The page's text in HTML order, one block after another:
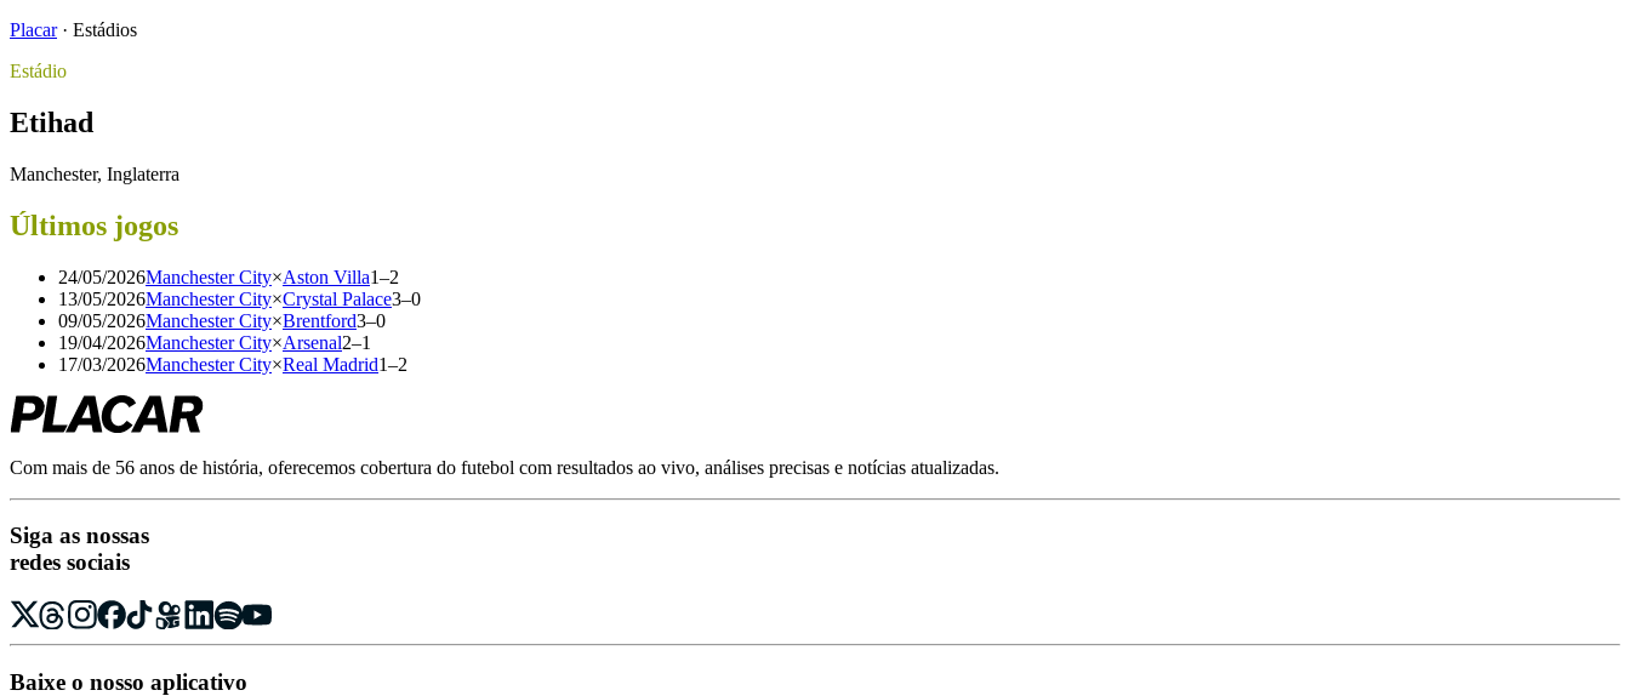
Placar · Estádios
Estádio
Etihad
Manchester, Inglaterra
Últimos jogos
24/05/2026Manchester City×Aston Villa1–2
13/05/2026Manchester City×Crystal Palace3–0
09/05/2026Manchester City×Brentford3–0
19/04/2026Manchester City×Arsenal2–1
17/03/2026Manchester City×Real Madrid1–2
Com mais de 56 anos de história, oferecemos cobertura do futebol com resultados ao vivo, análises precisas e notícias atualizadas.
Siga as nossas
redes sociais
Baixe o nosso aplicativo